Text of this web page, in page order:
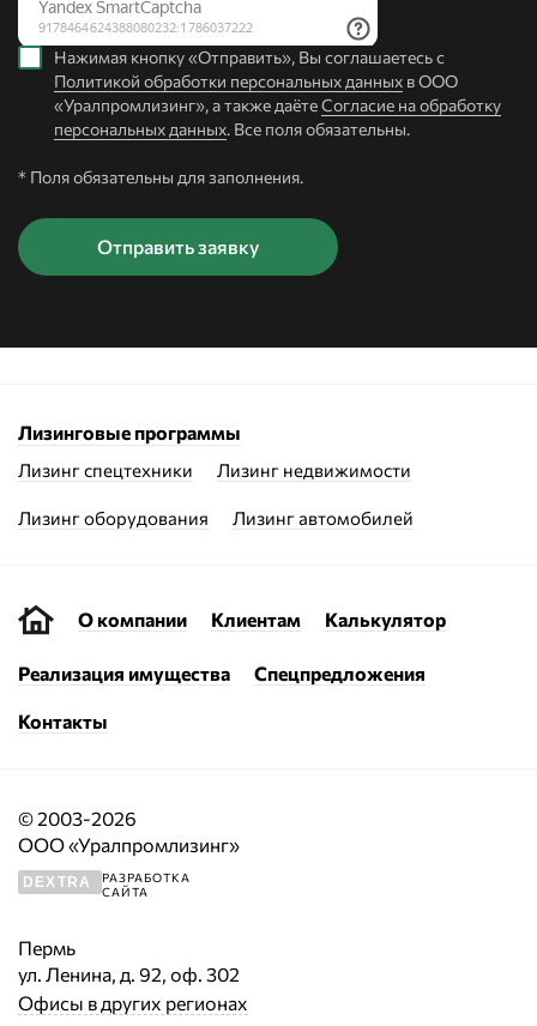
Нажимая кнопку «Отправить», Вы соглашаетесь с
Политикой обработки персональных данных в ООО
«Уралпромлизинг», а также даётеСогласие на обработку
персональных данных. Все поля обязательны.
* Поля обязательны для заполнения.
Лизинговые программы
Лизинг спецтехники Лизинг недвижимости
Лизинг оборудования Лизинг автомобилей
О компании Клиентам Калькулятор
Реализация имущества Спецпредложения
Контакты
© 2003-2026
ООО «Уралпромлизинг»
DEXTRA
РАЗРАБОТКА
САЙТА
Пермь
ул. Ленина, д. 92, оф. 302
Офисы в других регионах